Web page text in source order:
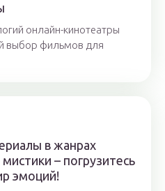
онлайн-кинотеатры
выбор фильмов для
в жанрах
– погрузитесь
эмоций!